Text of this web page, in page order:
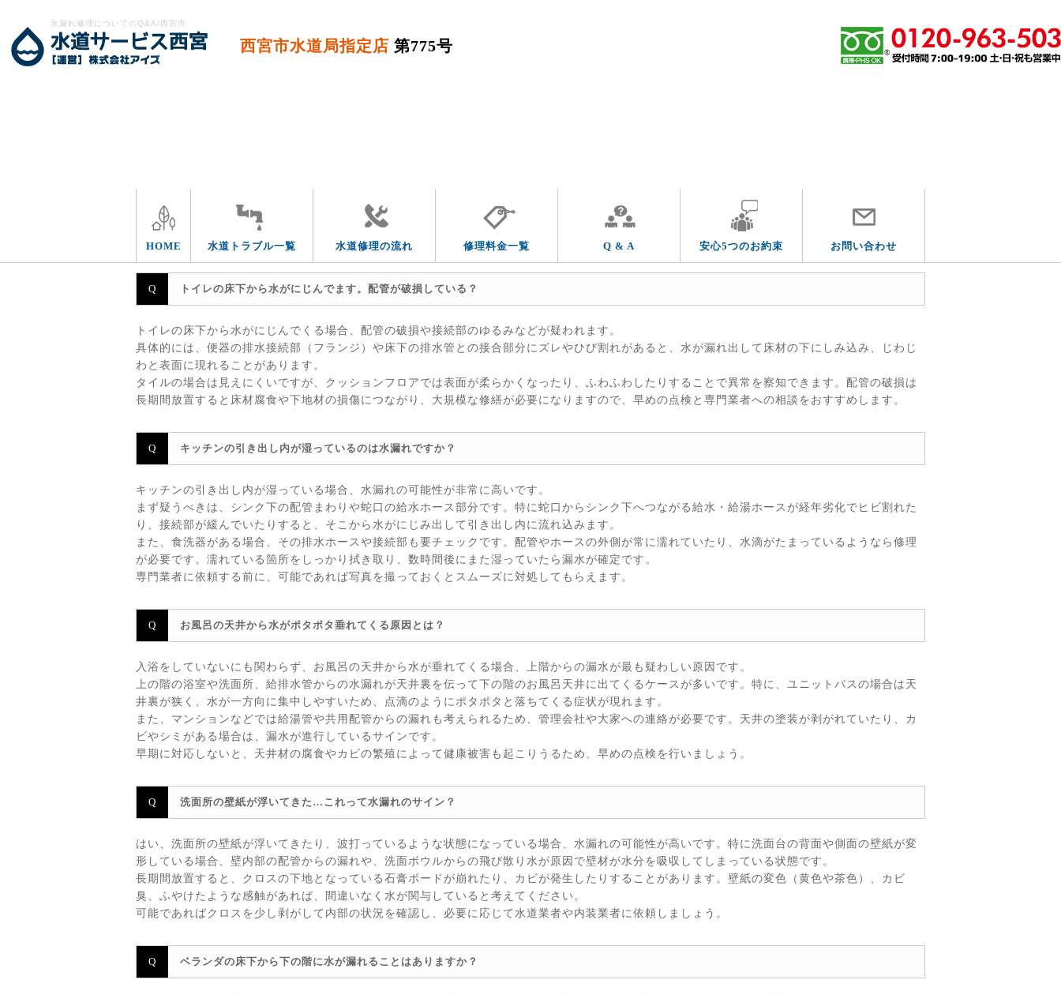
水漏れ修理についてのQ&A/西宮市
西宮市水道局指定店 第775号
HOME 水道トラブル一覧 水道修理の流れ 修理料金一覧 Q & A 安心5つのお約束 お問い合わせ
QUESTION & ANSWER
トイレの床下から水がにじんでます。配管が破損している？
トイレの床下から水がにじんでくる場合、配管の破損や接続部のゆるみなどが疑われます。
具体的には、便器の排水接続部（フランジ）や床下の排水管との接合部分にズレやひび割れがあると、水が漏れ出して床材の下にしみ込み、じわじ
わと表面に現れることがあります。
タイルの場合は見えにくいですが、クッションフロアでは表面が柔らかくなったり、ふわふわしたりすることで異常を察知できます。配管の破損は
長期間放置すると床材腐食や下地材の損傷につながり、大規模な修繕が必要になりますので、早めの点検と専門業者への相談をおすすめします。
キッチンの引き出し内が湿っているのは水漏れですか？
キッチンの引き出し内が湿っている場合、水漏れの可能性が非常に高いです。
まず疑うべきは、シンク下の配管まわりや蛇口の給水ホース部分です。特に蛇口からシンク下へつながる給水・給湯ホースが経年劣化でヒビ割れた
り、接続部が緩んでいたりすると、そこから水がにじみ出して引き出し内に流れ込みます。
また、食洗器がある場合、その排水ホースや接続部も要チェックです。配管やホースの外側が常に濡れていたり、水滴がたまっているようなら修理
が必要です。濡れている箇所をしっかり拭き取り、数時間後にまた湿っていたら漏水が確定です。
専門業者に依頼する前に、可能であれば写真を撮っておくとスムーズに対処してもらえます。
お風呂の天井から水がポタポタ垂れてくる原因とは？
入浴をしていないにも関わらず、お風呂の天井から水が垂れてくる場合、上階からの漏水が最も疑わしい原因です。
上の階の浴室や洗面所、給排水管からの水漏れが天井裏を伝って下の階のお風呂天井に出てくるケースが多いです。特に、ユニットバスの場合は天
井裏が狭く、水が一方向に集中しやすいため、点滴のようにポタポタと落ちてくる症状が現れます。
また、マンションなどでは給湯管や共用配管からの漏れも考えられるため、管理会社や大家への連絡が必要です。天井の塗装が剥がれていたり、カ
ビやシミがある場合は、漏水が進行しているサインです。
早期に対応しないと、天井材の腐食やカビの繁殖によって健康被害も起こりうるため、早めの点検を行いましょう。
洗面所の壁紙が浮いてきた…これって水漏れのサイン？
はい、洗面所の壁紙が浮いてきたり、波打っているような状態になっている場合、水漏れの可能性が高いです。特に洗面台の背面や側面の壁紙が変
形している場合、壁内部の配管からの漏れや、洗面ボウルからの飛び散り水が原因で壁材が水分を吸収してしまっている状態です。
長期間放置すると、クロスの下地となっている石膏ボードが崩れたり、カビが発生したりすることがあります。壁紙の変色（黄色や茶色）、カビ
臭、ふやけたような感触があれば、間違いなく水が関与していると考えてください。
可能であればクロスを少し剥がして内部の状況を確認し、必要に応じて水道業者や内装業者に依頼しましょう。
ベランダの床下から下の階に水が漏れることはありますか？